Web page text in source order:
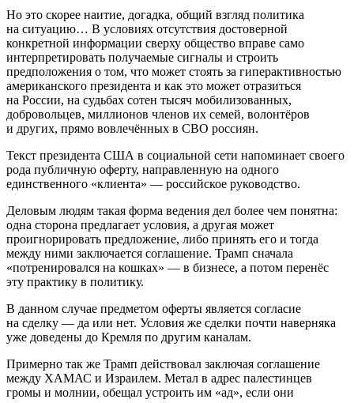
Но это скорее наитие, догадка, общий взгляд политика
на ситуацию… В условиях отсутствия достоверной
конкретной информации сверху общество вправе само
интерпретировать получаемые сигналы и строить
предположения о том, что может стоять за гиперактивностью
американского президента и как это может отразиться
на России, на судьбах сотен тысяч мобилизованных,
добровольцев, миллионов членов их семей, волонтёров
и других, прямо вовлечённых в СВО россиян.
Текст президента США в социальной сети напоминает своего
рода публичную оферту, направленную на одного
единственного «клиента» — российское руководство.
Деловым людям такая форма ведения дел более чем понятна:
одна сторона предлагает условия, а другая может
проигнорировать предложение, либо принять его и тогда
между ними заключается соглашение. Трамп сначала
«потренировался на кошках» — в бизнесе, а потом перенёс
эту практику в политику.
В данном случае предметом оферты является согласие
на сделку — да или нет. Условия же сделки почти наверняка
уже доведены до Кремля по другим каналам.
Примерно так же Трамп действовал заключая соглашение
между ХАМАС и Израилем. Метал в адрес палестинцев
громы и молнии, обещал устроить им «ад», если они